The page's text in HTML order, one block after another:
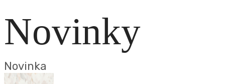
Novinky
Novinka